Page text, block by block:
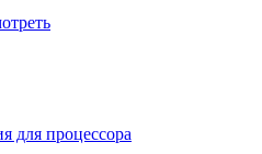
для процессора